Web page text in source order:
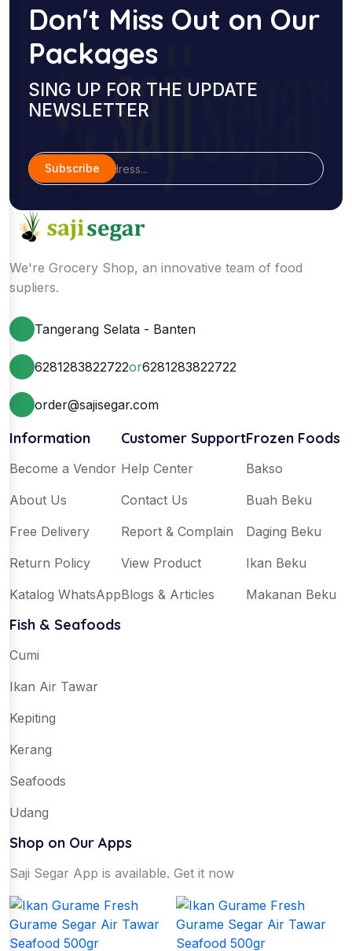
Don't Miss Out on Our
Packages
SING UP FOR THE UPDATE
NEWSLETTER
Subscribe
We're Grocery Shop, an innovative team of food
supliers.
Tangerang Selata - Banten
6281283822722or6281283822722
order@sajisegar.com
Information
Become a Vendor
About Us
Free Delivery
Return Policy
Katalog WhatsApp
Customer Support
Help Center
Contact Us
Report & Complain
View Product
Blogs & Articles
Frozen Foods
Bakso
Buah Beku
Daging Beku
Ikan Beku
Makanan Beku
Fish & Seafoods
Cumi
Ikan Air Tawar
Kepiting
Kerang
Seafoods
Udang
Shop on Our Apps
Saji Segar App is available. Get it now